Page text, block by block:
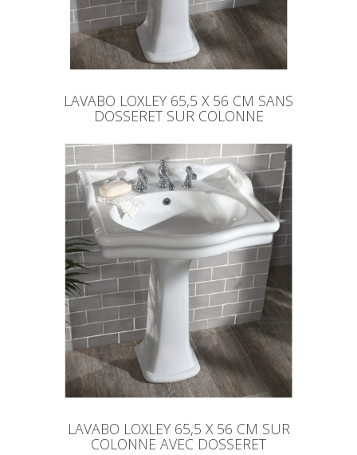
LAVABO LOXLEY 65,5 X 56 CM SANS
DOSSERET SUR COLONNE
LAVABO LOXLEY 65,5 X 56 CM SUR
COLONNE AVEC DOSSERET